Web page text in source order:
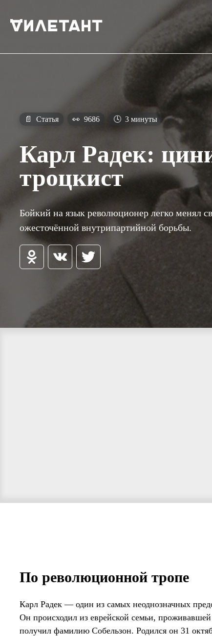
📄 Статья 👀 9686 🕓 3 минуты
Карл Радек:
троцкист
Бойкий на язык революционер легко менял
ожесточённой внутрипартийной борьбы.
По революционной тропе
Карл Радек — один из самых неоднозначных
Он происходил из еврейской семьи,
получил фамилию Собельзон. Родился он 31